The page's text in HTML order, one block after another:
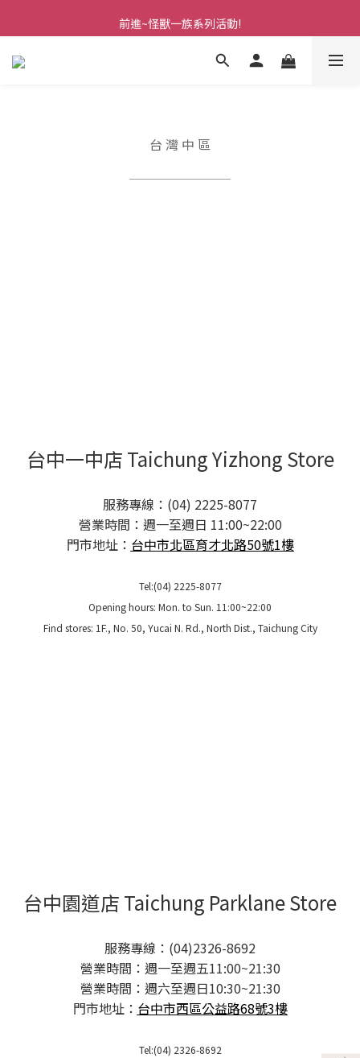
前進~怪獸一族系列活動!
前進~怪獸一族系列活動!
分享美好時光 ∣ APP好友推薦
台 灣 中 區
￣￣￣￣￣￣￣
台中一中店 Taichung Yizhong Store
服務專線：(04) 2225-8077
營業時間：週一至週日 11:00~22:00
門市地址： 台中市北區育才北路50號1樓
Tel:(04) 2225-8077
Opening hours: Mon. to Sun. 11:00~22:00
Find stores: 1F., No. 50, Yucai N. Rd., North Dist., Taichung City
台中園道店 Taichung Parklane Store
服務專線：(04)2326-8692
營業時間：週一至週五11:00~21:30
營業時間：週六至週日10:30~21:30
門市地址： 台中市西區公益路68號3樓
Tel:(04) 2326-8692